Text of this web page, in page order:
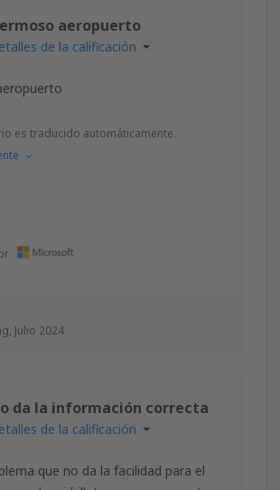
Julio 2024
aeropuerto
de la calificación
es traducido automáticamente.
da la información correcta
de la calificación
que no da la facilidad para el